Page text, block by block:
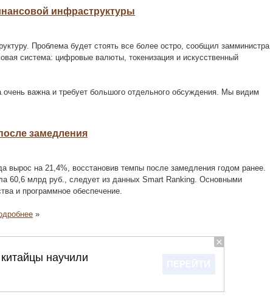
инфраструктуры
Проблема будет стоять все более остро, сообщил замминистра
система: цифровые валюты, токенизация и искусственный
важна и требует большого отдельного обсуждения. Мы видим
замедления
вырос на 21,4%, восстановив темпы после замедления годом ранее.
60,6 млрд руб., следует из данных Smart Ranking. Основными
и программное обеспечение.
»